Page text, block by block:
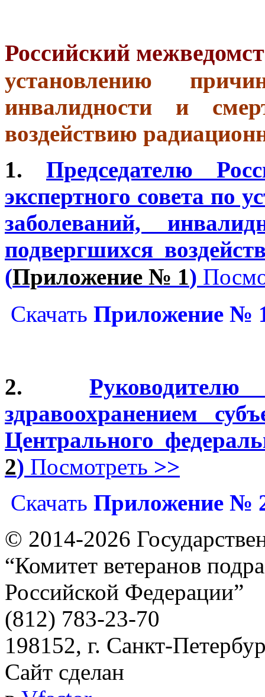
Российский
установлению
инвалидности и
воздействию
1.
Председателю
экспертного совета по
заболеваний,
подвергшихся
(Приложение № 1)
Скачать Приложение №
2.
здравоохранением
Центрального
2) Посмотреть >>
Скачать Приложение №
© 2014-2026
“Комитет ветеранов
Российской Федерации”
(812) 783-23-70
198152, г. Санкт-
Сайт сделан